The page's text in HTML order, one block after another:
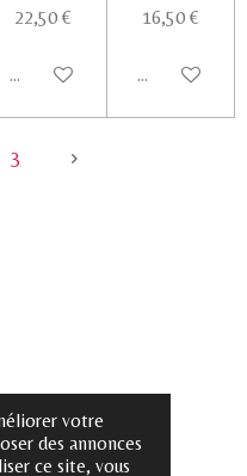
votre
des annonces
ce site, vous
22,50 €
Ajouter au panier
16,50 €
Voir les
3